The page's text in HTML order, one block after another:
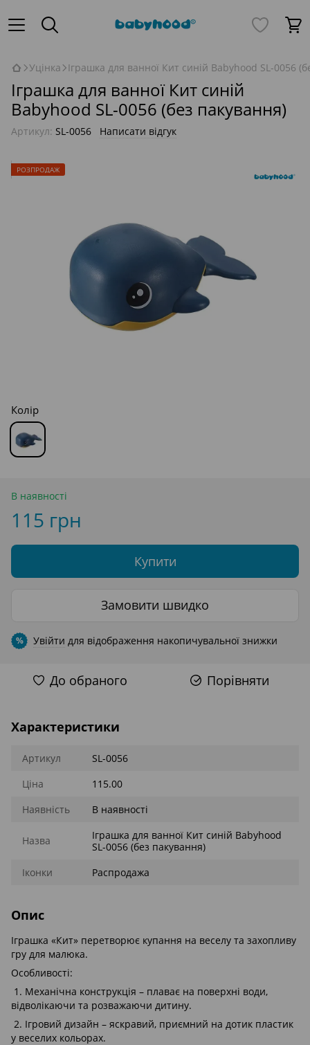
Уцінка Іграшка для ванної Кит синій Babyhood SL-0056
Іграшка для ванної Кит синій
Babyhood SL-0056 (без пакування)
Артикул: SL-0056 Написати відгук
РОЗПРОДАЖ
Колір
В наявності
115 грн
Купити
Замовити швидко
% Увійти для відображення накопичувальної знижки
До обраного Порівняти
Характеристики
Артикул
SL-0056
Ціна
115.00
Наявність
В наявності
Назва
Іграшка для ванної Кит синій Babyhood
SL-0056 (без пакування)
Іконки
Распродажа
Опис
Іграшка «Кит» перетворює купання на веселу та захопливу
гру для малюка.
Особливості:
1. Механічна конструкція – плаває на поверхні води,
відволікаючи та розважаючи дитину.
2. Ігровий дизайн – яскравий, приємний на дотик пластик
у веселих кольорах.